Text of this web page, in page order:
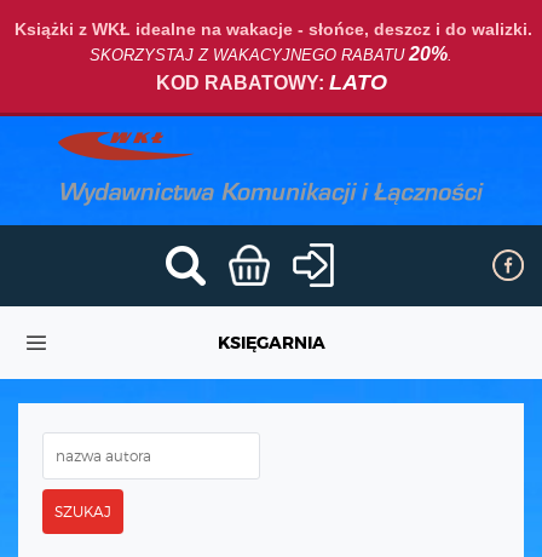
Książki z WKŁ idealne na wakacje - słońce, deszcz i do walizki.
SKORZYSTAJ Z WAKACYJNEGO RABATU20%.
KOD RABATOWY: LATO
KSIĘGARNIA
SZUKAJ